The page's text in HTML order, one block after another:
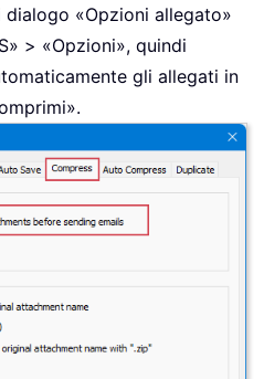
«Opzioni allegato»
> «Opzioni», quindi
gli allegati in